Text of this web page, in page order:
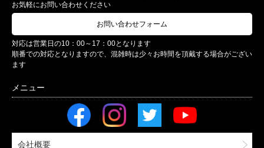
お気軽にお問い合わせください
お問い合わせフォーム
対応は営業日の10：00～17：00となります
順番での対応となりますので、混雑時は少々お時間を頂戴する場合がござい
ます
会社概要